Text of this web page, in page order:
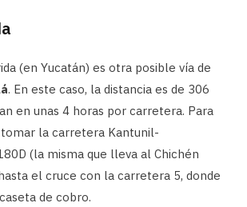
(en Yucatán) es otra posible vía de
. En este caso, la distancia es de 306
en unas 4 horas por carretera. Para
la carretera Kantunil-
(la misma que lleva al Chichén
el cruce con la carretera 5, donde
de cobro.